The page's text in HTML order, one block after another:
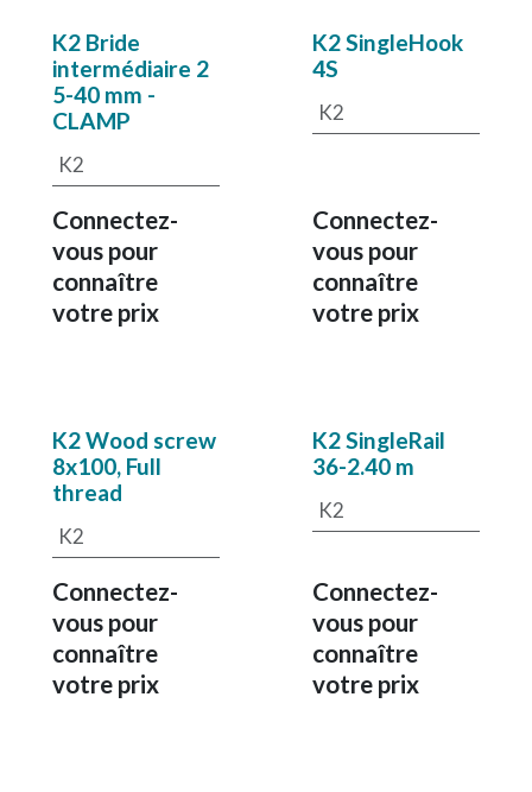
K2 Bride
intermédiaire 2
5-40 mm -
CLAMP
K2
Connectez-
vous pour
connaître
votre prix
K2 SingleHook
4S
K2
Connectez-
vous pour
connaître
votre prix
K2 Wood screw
8x100, Full
thread
K2
Connectez-
vous pour
connaître
votre prix
K2 SingleRail
36-2.40 m
K2
Connectez-
vous pour
connaître
votre prix